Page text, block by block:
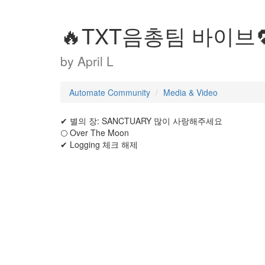
🔥TXT음총팀 바이브
by April L
Automate Community Media & Video
✔ 별의 장: SANCTUARY 많이 사랑해주세요
🌕 Over The Moon
✔ Logging 체크 해제